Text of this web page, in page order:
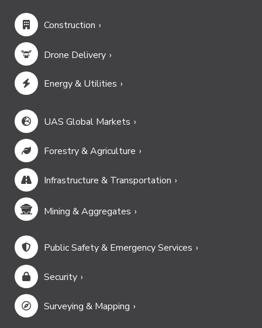
Construction
Drone Delivery
Energy & Utilities
UAS Global Markets
Forestry & Agriculture
Infrastructure & Transportation
Mining & Aggregates
Public Safety & Emergency Services
Security
Surveying & Mapping